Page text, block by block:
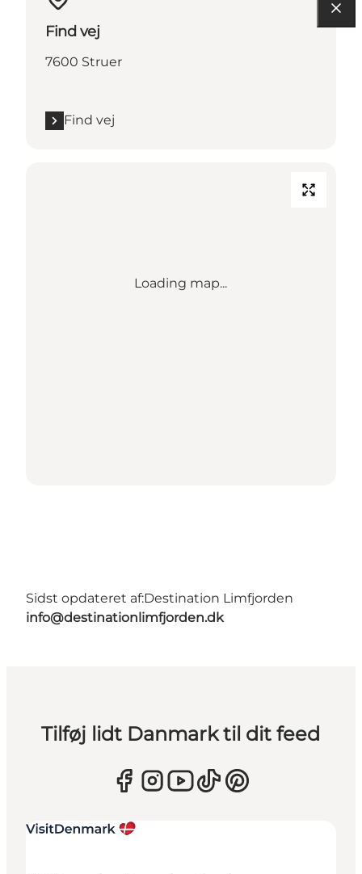
Find vej
7600 Struer
Find vej
Loading map...
Sidst opdateret af:Destination Limfjorden
info@destinationlimfjorden.dk
Tilføj lidt Danmark til dit feed